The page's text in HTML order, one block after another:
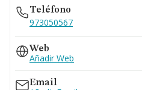
Teléfono
973050567
Web
Añadir Web
Email